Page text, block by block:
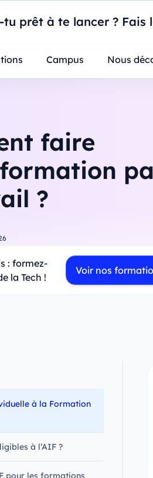
tu prêt à te lancer ? Fais
à Power BI : construisez
Parents
Campus Nous
faire
?
: formez-
la Tech !
Voir nos
à la Formation
à l’AIF ?
pour les formations